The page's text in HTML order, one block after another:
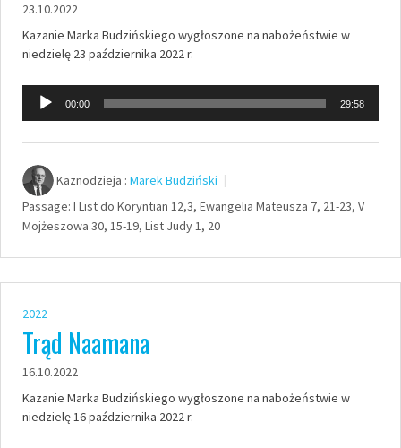
23.10.2022
Kazanie Marka Budzińskiego wygłoszone na nabożeństwie w
niedzielę 23 października 2022 r.
Odtwarzacz
plików
dźwiękowych
00:00 29:58
Kaznodzieja : Marek Budziński
Passage: I List do Koryntian 12,3, Ewangelia Mateusza 7, 21-23, V
Mojżeszowa 30, 15-19, List Judy 1, 20
2022
Trąd Naamana
16.10.2022
Kazanie Marka Budzińskiego wygłoszone na nabożeństwie w
niedzielę 16 października 2022 r.